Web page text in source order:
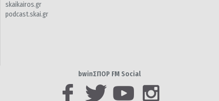
skaikairos.gr
podcast.skai.gr
bwinΣΠΟΡ FM Social